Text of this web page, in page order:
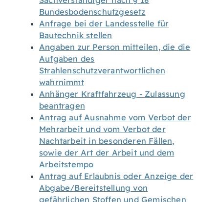
Bundesbodenschutzgesetz
Anfrage bei der Landesstelle für
Bautechnik stellen
Angaben zur Person mitteilen, die die
Aufgaben des
Strahlenschutzverantwortlichen
wahrnimmt
Anhänger Kraftfahrzeug - Zulassung
beantragen
Antrag auf Ausnahme vom Verbot der
Mehrarbeit und vom Verbot der
Nachtarbeit in besonderen Fällen,
sowie der Art der Arbeit und dem
Arbeitstempo
Antrag auf Erlaubnis oder Anzeige der
Abgabe/Bereitstellung von
gefährlichen Stoffen und Gemischen